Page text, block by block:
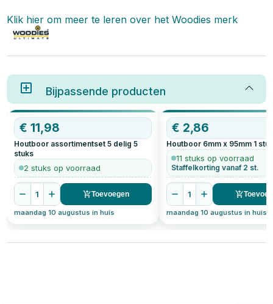
Klik hier om meer te leren over hetWoodies merk
Bijpassende producten
€11,98
Houtboor assortimentset 5 delig 5
stuks
2 stuks op voorraad
1 Toevoegen
maandag 10 augustus in huis
€ 2,86
Houtboor 6mm x 95mm 1
11 stuks op voorraad
Staffelkorting vanaf 2 st.
1
maandag 10 augustus in huis